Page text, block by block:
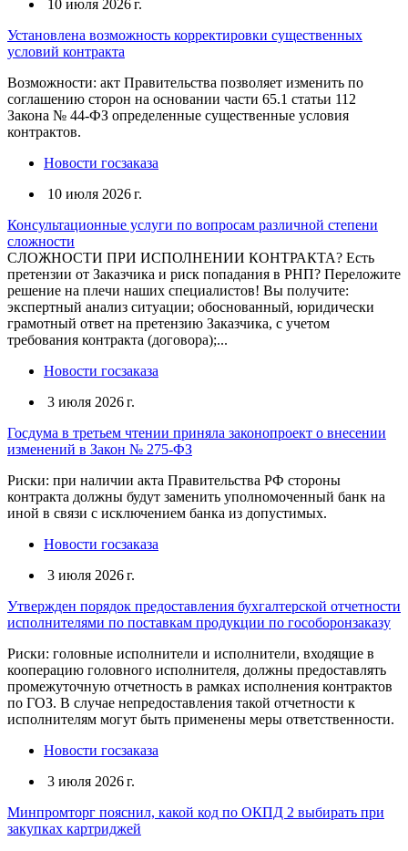
10 июля 2026 г.
Установлена возможность корректировки существенных
условий контракта
Возможности: акт Правительства позволяет изменить по
соглашению сторон на основании части 65.1 статьи 112
Закона № 44-ФЗ определенные существенные условия
контрактов.
Новости госзаказа
10 июля 2026 г.
Консультационные услуги по вопросам различной степени
сложности
СЛОЖНОСТИ ПРИ ИСПОЛНЕНИИ КОНТРАКТА? Есть
претензии от Заказчика и риск попадания в РНП? Переложите
решение на плечи наших специалистов! Вы получите:
экспертный анализ ситуации; обоснованный, юридически
грамотный ответ на претензию Заказчика, с учетом
требования контракта (договора);...
Новости госзаказа
3 июля 2026 г.
Госдума в третьем чтении приняла законопроект о внесении
изменений в Закон № 275-ФЗ
Риски: при наличии акта Правительства РФ стороны
контракта должны будут заменить уполномоченный банк на
иной в связи с исключением банка из допустимых.
Новости госзаказа
3 июля 2026 г.
Утвержден порядок предоставления бухгалтерской отчетности
исполнителями по поставкам продукции по гособоронзаказу
Риски: головные исполнители и исполнители, входящие в
кооперацию головного исполнителя, должны предоставлять
промежуточную отчетность в рамках исполнения контрактов
по ГОЗ. В случае непредоставления такой отчетности к
исполнителям могут быть применены меры ответственности.
Новости госзаказа
3 июля 2026 г.
Минпромторг пояснил, какой код по ОКПД 2 выбирать при
закупках картриджей